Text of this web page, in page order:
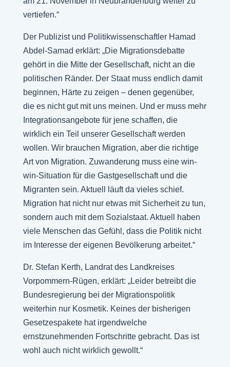
vertiefen.“
Der Publizist und Politikwissenschaftler Hamad
Abdel-Samad erklärt: „Die Migrationsdebatte
gehört in die Mitte der Gesellschaft, nicht an die
politischen Ränder. Der Staat muss endlich damit
beginnen, Härte zu zeigen – denen gegenüber,
die es nicht gut mit uns meinen. Und er muss mehr
Integrationsangebote für jene schaffen, die
wirklich ein Teil unserer Gesellschaft werden
wollen. Wir brauchen Migration, aber die richtige
Art von Migration. Zuwanderung muss eine win-
win-Situation für die Gastgesellschaft und die
Migranten sein. Aktuell läuft da vieles schief.
Migration hat nicht nur etwas mit Sicherheit zu tun,
sondern auch mit dem Sozialstaat. Aktuell haben
viele Menschen das Gefühl, dass die Politik nicht
im Interesse der eigenen Bevölkerung arbeitet.“
Dr. Stefan Kerth, Landrat des Landkreises
Vorpommern-Rügen, erklärt: „Leider betreibt die
Bundesregierung bei der Migrationspolitik
weiterhin nur Kosmetik. Keines der bisherigen
Gesetzespakete hat irgendwelche
ernstzunehmenden Fortschritte gebracht. Das ist
wohl auch nicht wirklich gewollt.“